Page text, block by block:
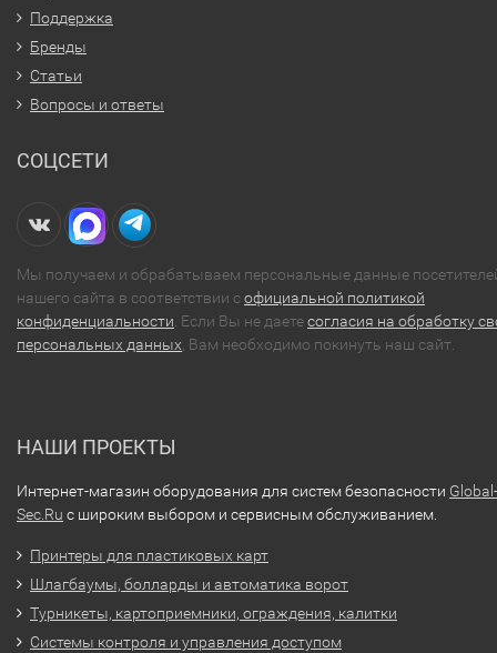
Поддержка
Бренды
Статьи
Вопросы и ответы
СОЦСЕТИ
Мы получаем и обрабатываем персональные данные
нашего сайта в соответствии софициальной политикой
конфиденциальности . Если Вы не даетесогласия на обработку
персональных данных , Вам необходимо покинуть наш сайт.
НАШИ ПРОЕКТЫ
Интернет-магазин оборудования для систем безопасности Global-
Sec.Ru с широким выбором и сервисным обслуживанием.
Принтеры для пластиковых карт
Шлагбаумы, болларды и автоматика ворот
Турникеты, картоприемники, ограждения, калитки
Системы контроля и управления доступом